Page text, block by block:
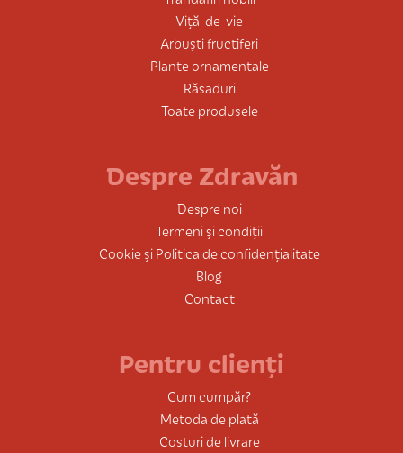
Viță-de-vie
Arbuști fructiferi
Plante ornamentale
Răsaduri
Toate produsele
Despre Zdravăn
Despre noi
Termeni și condiții
Cookie și Politica de confidențialitate
Blog
Contact
Pentru clienți
Cum cumpăr?
Metoda de plată
Costuri de livrare